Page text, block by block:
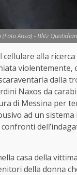
Ansa) - Blitz
alla
violentemente,
dalla
Naxos da
di Messina per
ad un
casa della
della donna